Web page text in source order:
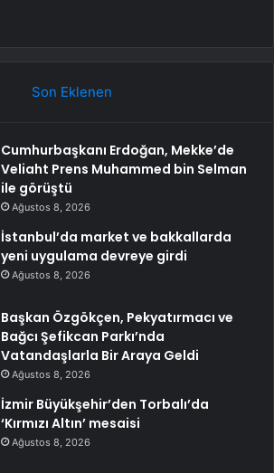
Son Eklenen
Cumhurbaşkanı Erdoğan, Mekke’de
Veliaht Prens Muhammed bin Selman
ile görüştü
Ağustos 8, 2026
İstanbul’da market ve bakkallarda
yeni uygulama devreye girdi
Ağustos 8, 2026
Başkan Özgökçen, Pekyatırmacı ve
Bağcı Şefikcan Parkı’nda
Vatandaşlarla Bir Araya Geldi
Ağustos 8, 2026
İzmir Büyükşehir’den Torbalı’da
‘Kırmızı Altın’ mesaisi
Ağustos 8, 2026